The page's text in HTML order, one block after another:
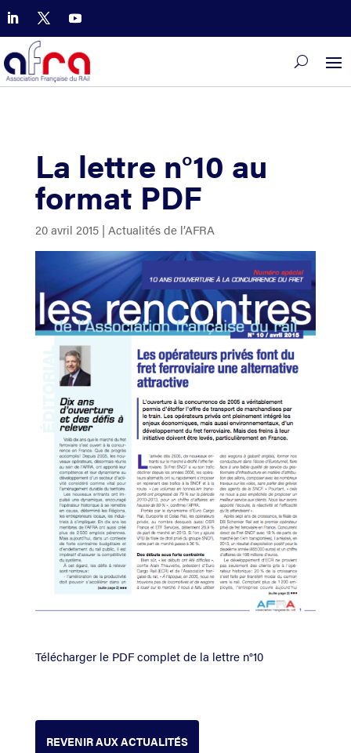
La lettre n°10 au
format PDF
20 avril 2015| Actualités de l’AFRA
Télécharger le PDF complet de la lettre n°10
REVENIR AUX ACTUALITÉS